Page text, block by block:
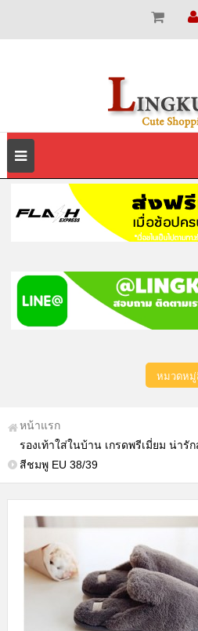
หมวดหมู่
หน้าแรก
รองเท้าใส่ในบ้าน เกรดพรีเมี่ยม น่ารั
สีชมพู EU 38/39